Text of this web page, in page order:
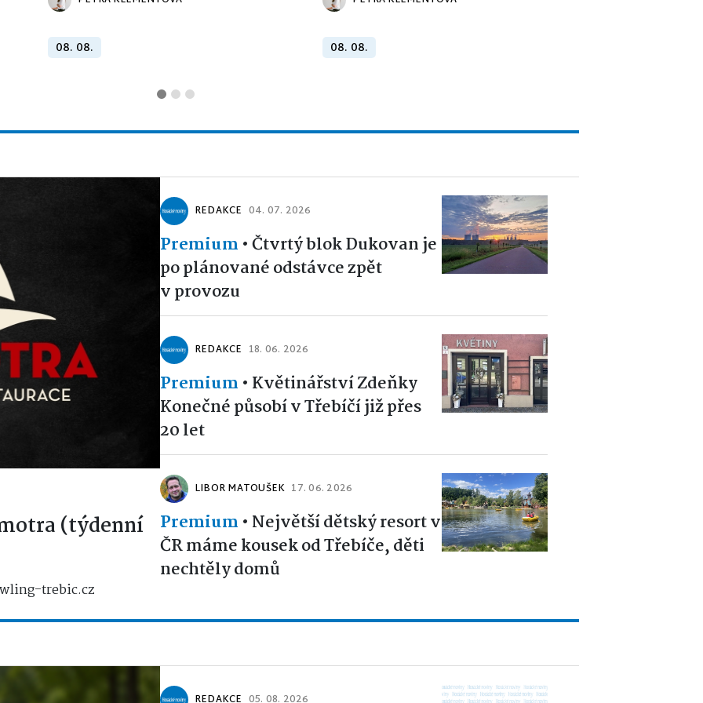
08. 08. 08. 08.
(týdenní
trebic.cz
REDAKCE 04. 07. 2026
Premium •Čtvrtý blok Dukovan je
po plánované odstávce zpět
v provozu
REDAKCE 18. 06. 2026
Premium • Květinářství Zdeňky
Konečné působí v Třebíčí již přes
20 let
LIBOR MATOUŠEK 17. 06. 2026
Premium • Největší dětský resort v
ČR máme kousek od Třebíče, děti
nechtěly domů
REDAKCE 05. 08. 2026